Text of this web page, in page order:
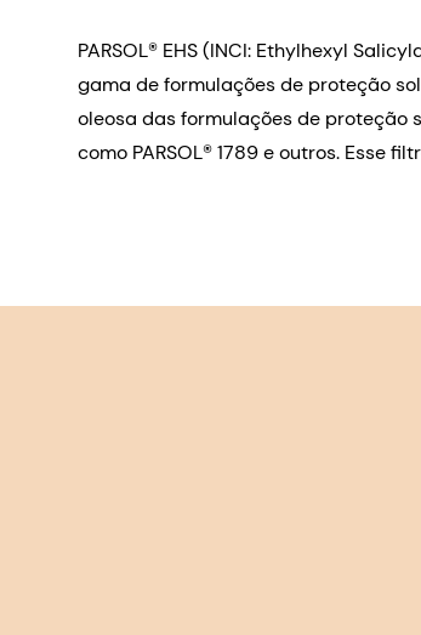
PARSOL® EHS (INCI: Ethylhexyl
gama de formulações de proteção
oleosa das formulações de proteção
como PARSOL® 1789 e outros. Esse